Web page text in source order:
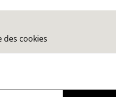
des cookies